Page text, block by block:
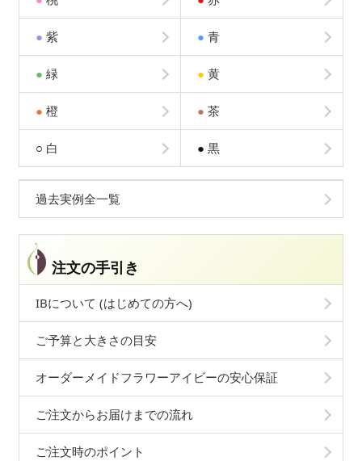
● 紫 ● 青
● 緑 ● 黄
● 橙 ● 茶
○ 白 ● 黒
過去実例全一覧
注文の手引き
IBについて (はじめての方へ)
ご予算と大きさの目安
オーダーメイドフラワーアイビーの安心保証
ご注文からお届けまでの流れ
ご注文時のポイント